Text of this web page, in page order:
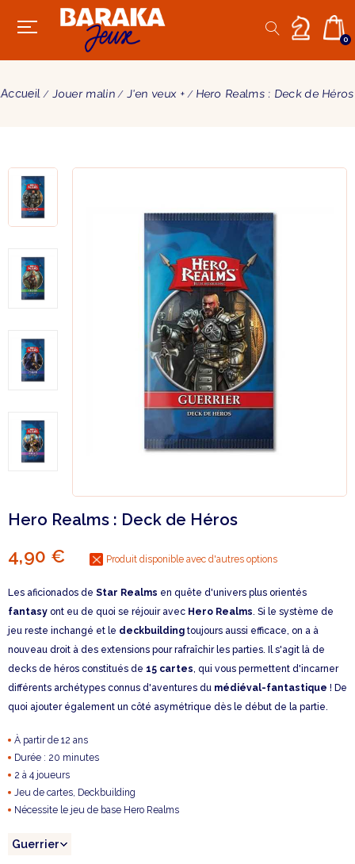
0
Accueil Jouer malin J'en veux + Hero Realms : Deck de Héros
Hero Realms : Deck de Héros
4,90 € Produit disponible avec d'autres options
Les aficionados de Star Realms en quête d'univers plus orientés
fantasy ont eu de quoi se réjouir avec Hero Realms. Si le système de
jeu reste inchangé et le deckbuilding toujours aussi efficace, on a à
nouveau droit à des extensions pour rafraîchir les parties. Il s'agit là de
decks de héros constitués de 15 cartes, qui vous permettent d'incarner
différents archétypes connus d'aventures du médiéval-fantastique ! De
quoi ajouter également un côté asymétrique dès le début de la partie.
À partir de 12 ans
Durée : 20 minutes
2 à 4 joueurs
Jeu de cartes, Deckbuilding
Nécessite le jeu de base Hero Realms